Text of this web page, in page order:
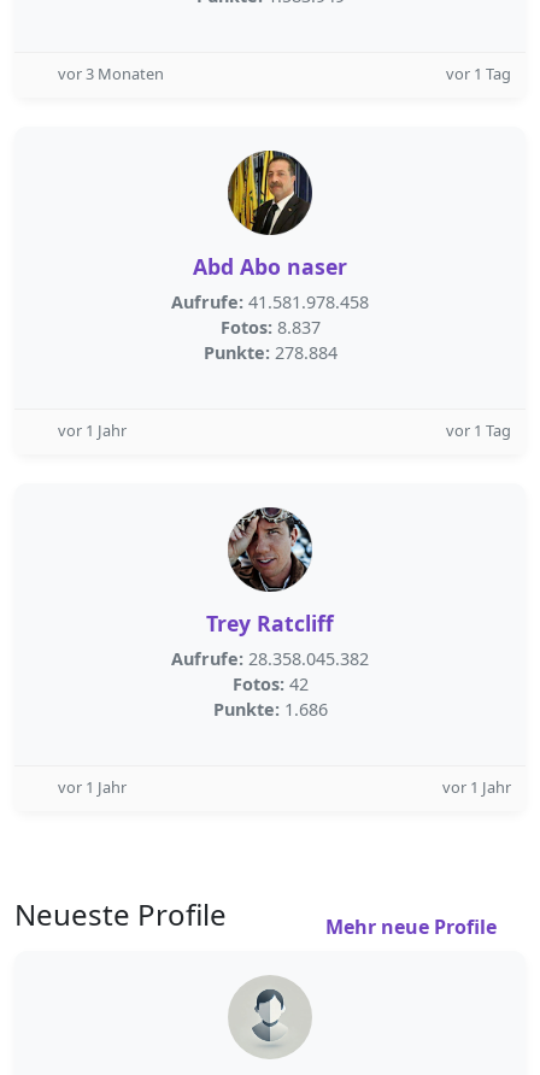
vor 3 Monaten vor 1 Tag
Abd Abo naser
Aufrufe: 41.581.978.458
Fotos: 8.837
Punkte: 278.884
vor 1 Jahr vor 1 Tag
Trey Ratcliff
Aufrufe: 28.358.045.382
Fotos: 42
Punkte: 1.686
vor 1 Jahr vor 1 Jahr
Neueste Profile Mehr neue Profile